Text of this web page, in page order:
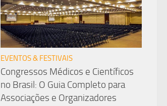
EVENTOS & FESTIVAIS
Congressos Médicos e Científicos
no Brasil: O Guia Completo para
Associações e Organizadores